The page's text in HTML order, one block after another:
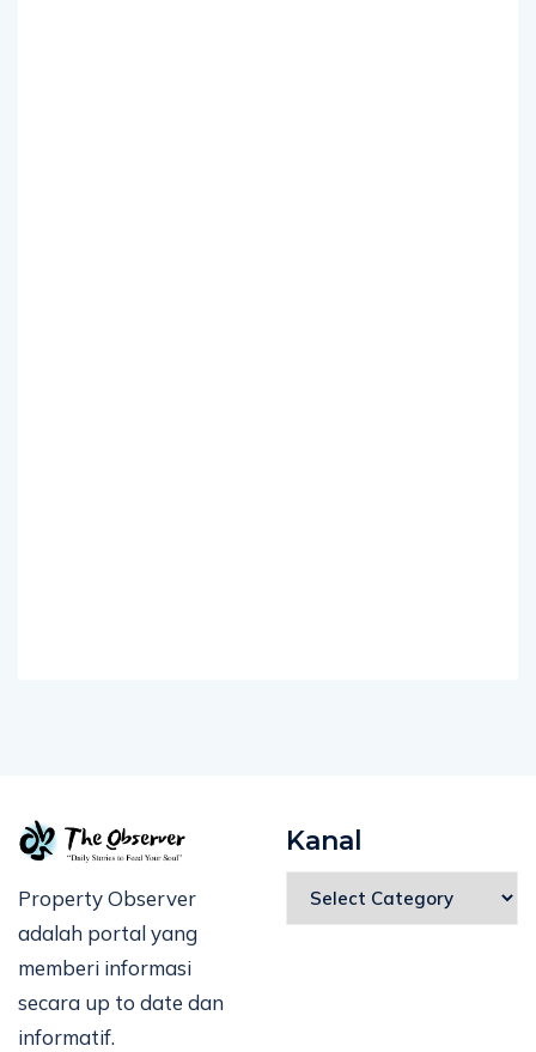
Property Observer
adalah portal yang
memberi informasi
secara up to date dan
informatif.
Kanal